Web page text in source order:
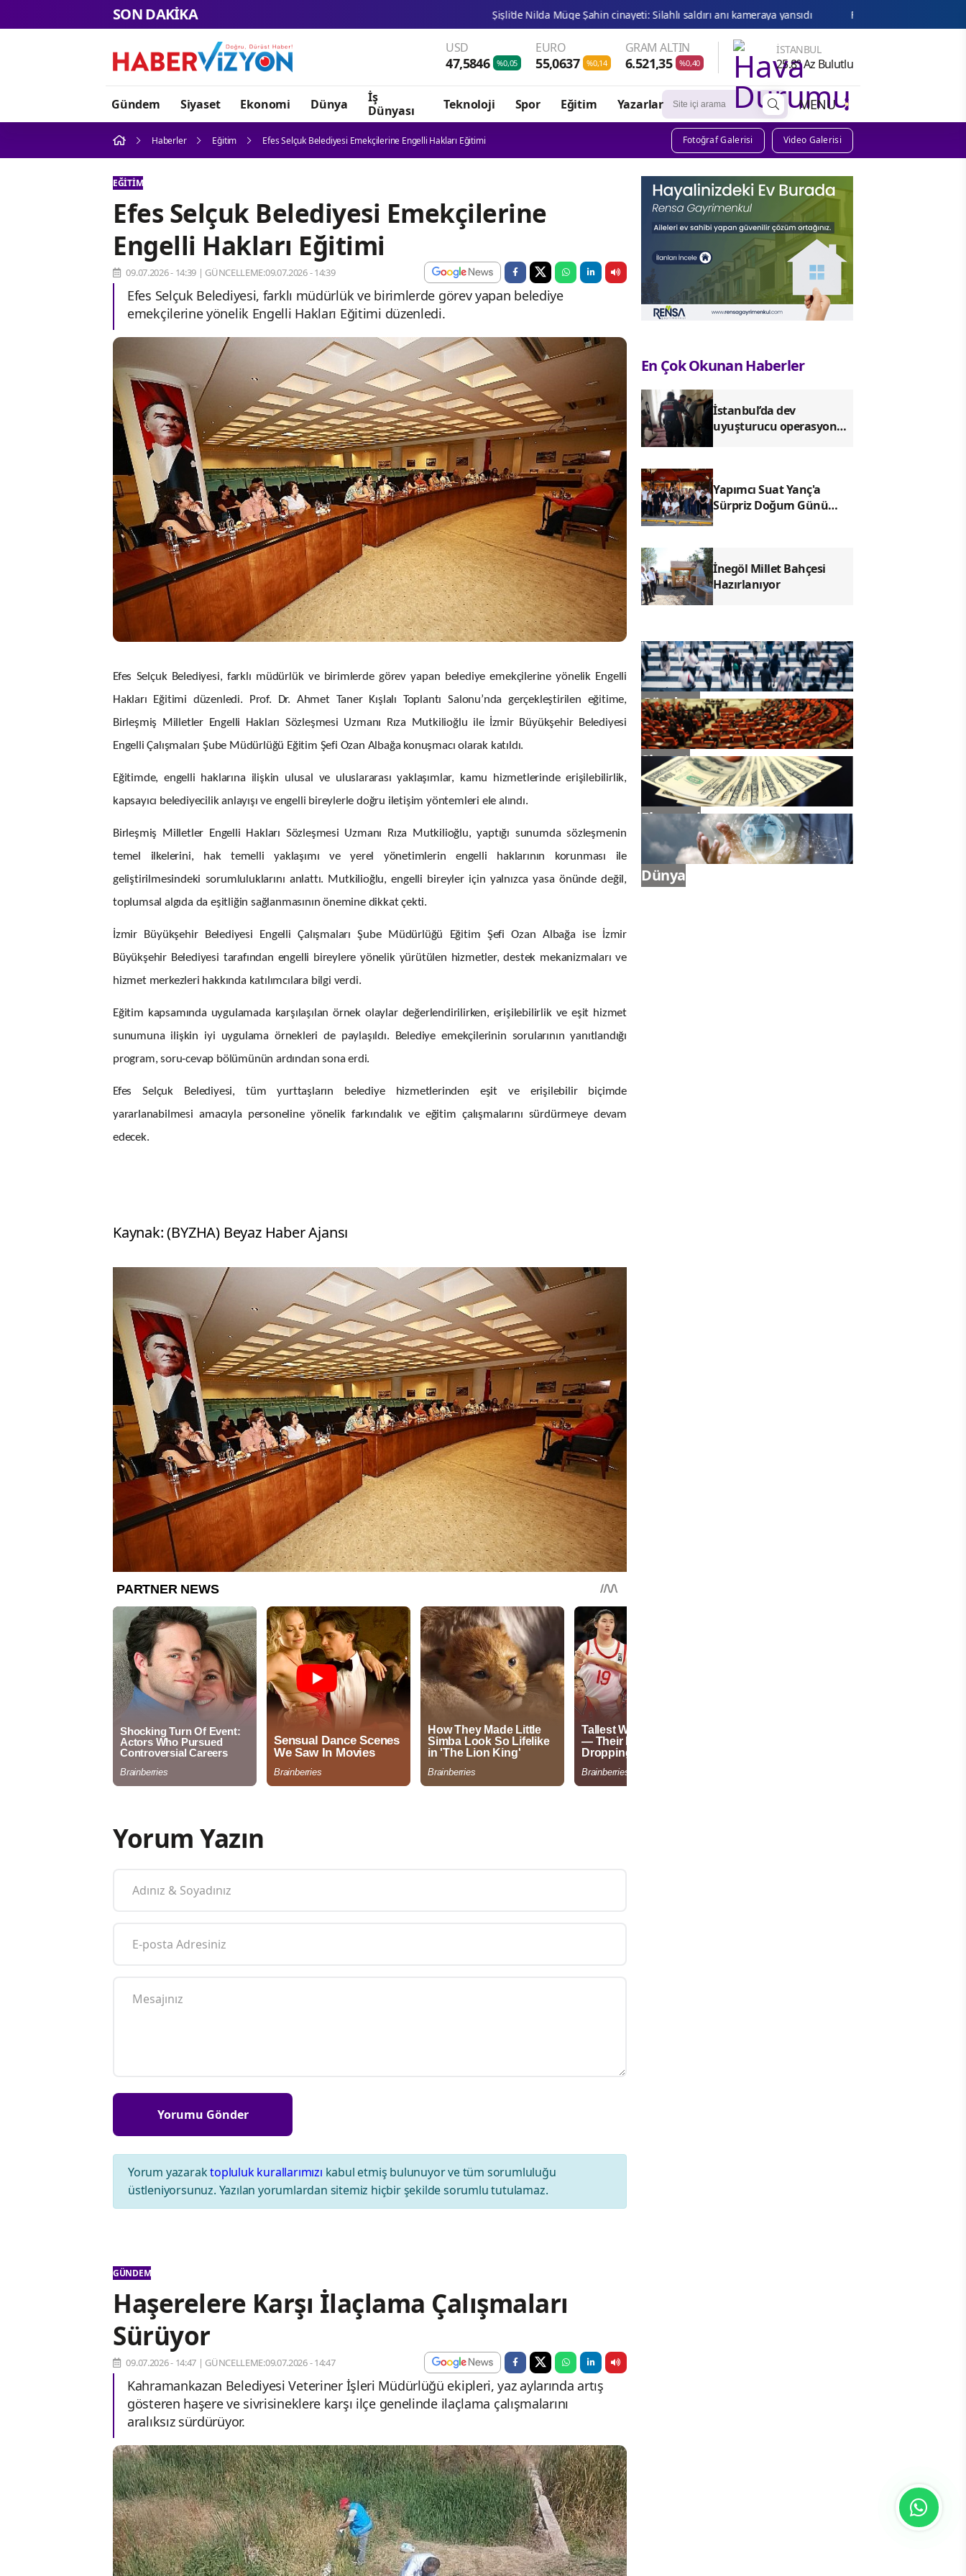
SON DAKİKA Şişli’de Nilda Müge Şahin cinayeti: Silahlı saldırı anı kameraya yansıdı Fenerbahçe’den Şampiyonlar Ligi’nde
USD
47,5846 %0,05
EURO
55,0637 %0,14
GRAM ALTIN
6.521,35 %0,40
İSTANBUL
25.8° Az Bulutlu
Gündem Siyaset Ekonomi Dünya
İş
Dünyası
Teknoloji Spor Eğitim Yazarlar MENU
Haberler Eğitim Efes Selçuk Belediyesi Emekçilerine Engelli Hakları Eğitimi Fotoğraf Galerisi Video Galerisi
EĞITIM
Efes Selçuk Belediyesi Emekçilerine
Engelli Hakları Eğitimi
09.07.2026 - 14:39 | GÜNCELLEME:09.07.2026 - 14:39
Efes Selçuk Belediyesi, farklı müdürlük ve birimlerde görev yapan belediye
emekçilerine yönelik Engelli Hakları Eğitimi düzenledi.
Efes Selçuk Belediyesi, farklı müdürlük ve birimlerde görev yapan belediye emekçilerine yönelik Engelli
Hakları Eğitimi düzenledi. Prof. Dr. Ahmet Taner Kışlalı Toplantı Salonu’nda gerçekleştirilen eğitime,
Birleşmiş Milletler Engelli Hakları Sözleşmesi Uzmanı Rıza Mutkilioğlu ile İzmir Büyükşehir Belediyesi
Engelli Çalışmaları Şube Müdürlüğü Eğitim Şefi Ozan Albağa konuşmacı olarak katıldı.
Eğitimde, engelli haklarına ilişkin ulusal ve uluslararası yaklaşımlar, kamu hizmetlerinde erişilebilirlik,
kapsayıcı belediyecilik anlayışı ve engelli bireylerle doğru iletişim yöntemleri ele alındı.
Birleşmiş Milletler Engelli Hakları Sözleşmesi Uzmanı Rıza Mutkilioğlu, yaptığı sunumda sözleşmenin
temel ilkelerini, hak temelli yaklaşımı ve yerel yönetimlerin engelli haklarının korunması ile
geliştirilmesindeki sorumluluklarını anlattı. Mutkilioğlu, engelli bireyler için yalnızca yasa önünde değil,
toplumsal algıda da eşitliğin sağlanmasının önemine dikkat çekti.
İzmir Büyükşehir Belediyesi Engelli Çalışmaları Şube Müdürlüğü Eğitim Şefi Ozan Albağa ise İzmir
Büyükşehir Belediyesi tarafından engelli bireylere yönelik yürütülen hizmetler, destek mekanizmaları ve
hizmet merkezleri hakkında katılımcılara bilgi verdi.
Eğitim kapsamında uygulamada karşılaşılan örnek olaylar değerlendirilirken, erişilebilirlik ve eşit hizmet
sunumuna ilişkin iyi uygulama örnekleri de paylaşıldı. Belediye emekçilerinin sorularının yanıtlandığı
program, soru-cevap bölümünün ardından sona erdi.
Efes Selçuk Belediyesi, tüm yurttaşların belediye hizmetlerinden eşit ve erişilebilir biçimde
yararlanabilmesi amacıyla personeline yönelik farkındalık ve eğitim çalışmalarını sürdürmeye devam
edecek.
Kaynak: (BYZHA) Beyaz Haber Ajansı
Yorum Yazın
Yorum yazaraktopluluk kurallarımızı kabul etmiş bulunuyor ve tüm sorumluluğu
üstleniyorsunuz. Yazılan yorumlardan sitemiz hiçbir şekilde sorumlu tutulamaz.
GÜNDEM
Haşerelere Karşı İlaçlama Çalışmaları
Sürüyor
09.07.2026 - 14:47 | GÜNCELLEME:09.07.2026 - 14:47
Kahramankazan Belediyesi Veteriner İşleri Müdürlüğü ekipleri, yaz aylarında artış
gösteren haşere ve sivrisineklere karşı ilçe genelinde ilaçlama çalışmalarını
aralıksız sürdürüyor.
En Çok Okunan Haberler
İstanbul’da dev
uyuşturucu operasyonu:
Yapımcı Suat Yanç'a
Sürpriz Doğum Günü
İnegöl Millet Bahçesi
Hazırlanıyor
Gündem
Siyaset
Ekonomi
Dünya